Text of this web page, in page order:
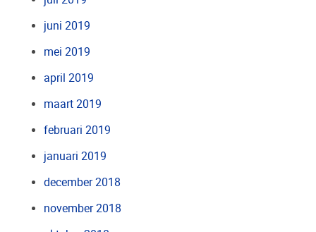
juni 2019
mei 2019
april 2019
maart 2019
februari 2019
januari 2019
december 2018
november 2018